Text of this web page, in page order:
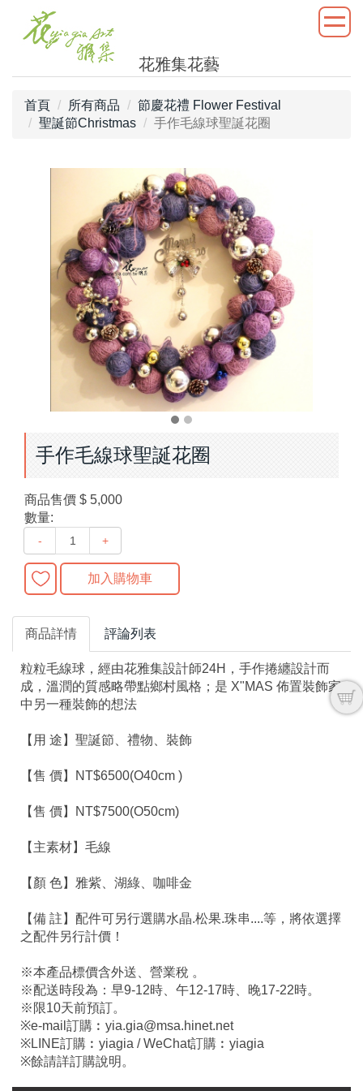
花雅集花藝
首頁 所有商品
節慶花禮 Flower Festival
聖誕節Christmas
手作毛線球聖誕花圈
手作毛線球聖誕花圈
商品售價 $ 5,000
數量:
- +
加入購物車
商品詳情 評論列表
粒粒毛線球，經由花雅集設計師24H，手作捲纏設計而
成，溫潤的質感略帶點鄉村風格；是 X"MAS 佈置裝飾家
中另一種裝飾的想法
【用 途】聖誕節、禮物、裝飾
【售 價】NT$6500(O40cm )
【售 價】NT$7500(O50cm)
【主素材】毛線
【顏 色】雅紫、湖綠、咖啡金
【備 註】配件可另行選購水晶.松果.珠串....等，將依選擇
之配件另行計價！
※本產品標價含外送、營業稅 。
※配送時段為：早9-12時、午12-17時、晚17-22時。
※限10天前預訂。
※e-mail訂購︰yia.gia@msa.hinet.net
※LINE訂購︰yiagia / WeChat訂購︰yiagia
※餘請詳訂購說明。